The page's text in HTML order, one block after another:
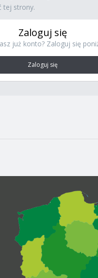
tej strony.
Zaloguj się
już konto? Zaloguj się
Zaloguj się